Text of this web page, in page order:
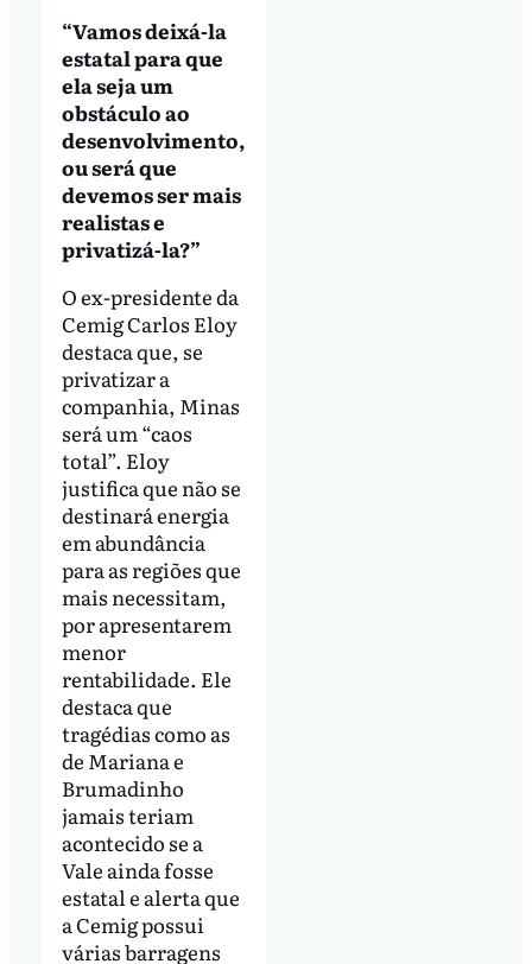
“Vamos deixá-la
estatal para que
ela seja um
obstáculo ao
desenvolvimento,
ou será que
devemos ser mais
realistas e
privatizá-la?”
O ex-presidente da
Cemig Carlos Eloy
destaca que, se
privatizar a
companhia, Minas
será um “caos
total”. Eloy
justifica que não se
destinará energia
em abundância
para as regiões que
mais necessitam,
por apresentarem
menor
rentabilidade. Ele
destaca que
tragédias como as
de Mariana e
Brumadinho
jamais teriam
acontecido se a
Vale ainda fosse
estatal e alerta que
a Cemig possui
várias barragens